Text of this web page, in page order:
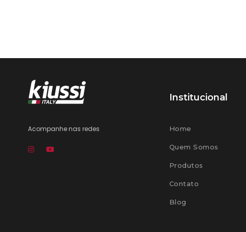
Acompanhe nas redes
Institucional
Home
Quem Somos
Produtos
Contato
Blog